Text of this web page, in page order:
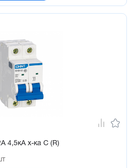
4,5кА х-ка C (R)